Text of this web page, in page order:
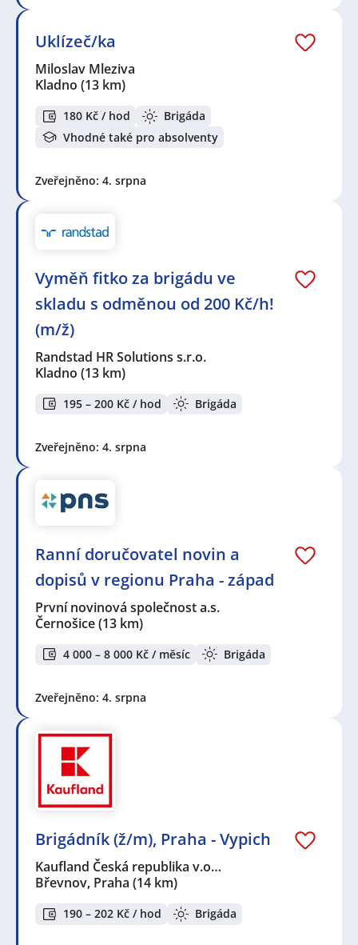
Uklízeč/ka
Miloslav Mleziva
Kladno (13 km)
180 Kč / hod
Brigáda
Vhodné také pro absolventy
Zveřejněno: 4. srpna
Vyměň fitko za brigádu ve
skladu s odměnou od 200 Kč/h!
(m/ž)
Randstad HR Solutions s.r.o.
Kladno (13 km)
195 – 200 Kč / hod Brigáda
Zveřejněno: 4. srpna
Ranní doručovatel novin a
dopisů v regionu Praha - západ
První novinová společnost a.s.
Černošice(13 km)
4 000 – 8 000 Kč / měsíc Brigáda
Zveřejněno: 4. srpna
Brigádník (ž/m), Praha - Vypich
Kaufland Česká republika v.o…
Břevnov, Praha (14 km)
190 – 202 Kč / hod Brigáda